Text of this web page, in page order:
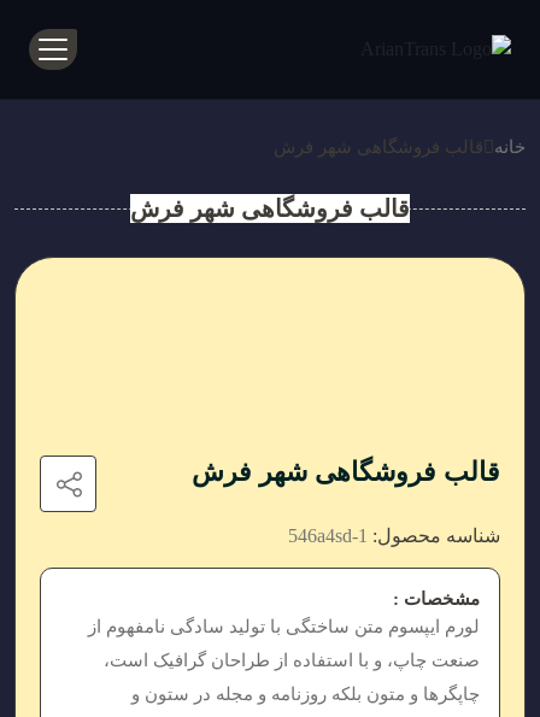
خانه قالب فروشگاهی شهر فرش
قالب فروشگاهی شهر فرش
قالب فروشگاهی شهر فرش
شناسه محصول: 546a4sd-1
مشخصات :
لورم ایپسوم متن ساختگی با تولید سادگی نامفهوم از
صنعت چاپ، و با استفاده از طراحان گرافیک است،
چاپگرها و متون بلکه روزنامه و مجله در ستون و